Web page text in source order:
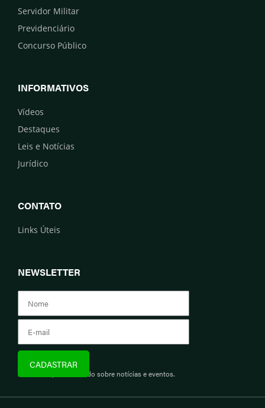
Servidor Militar
Previdenciário
Concurso Público
INFORMATIVOS
Vídeos
Destaques
Leis e Notícias
Jurídico
CONTATO
Links Úteis
NEWSLETTER
Assine e fique informado sobre notícias e eventos.